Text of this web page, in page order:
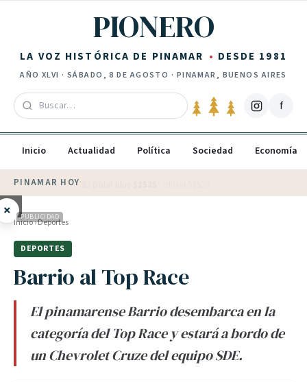
PIONERO
LA VOZ HISTÓRICA DE PINAMAR DESDE 1981
AÑO XLVI · SÁBADO, 8 DE AGOSTO · PINAMAR, BUENOS AIRES
f
Inicio Actualidad Política Sociedad Economía
PINAMAR HOY·
× PUBLICIDAD
Inicio›Deportes
DEPORTES
Barrio al Top Race
El pinamarense Barrio desembarca en la
categoría del Top Race y estará a bordo de
un Chevrolet Cruze del equipo SDE.